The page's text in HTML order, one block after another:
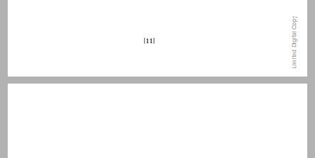
פרק ראשון העבר, חקירתו וחוקריו ... 13